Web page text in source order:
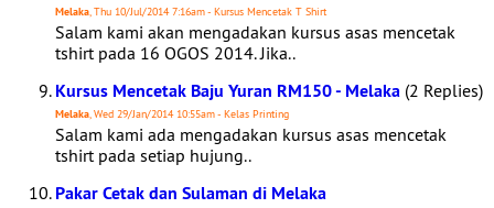
Melaka, Thu 10/Jul/2014 7:16am - Kursus Mencetak T Shirt
Salam kami akan mengadakan kursus asas mencetak
tshirt pada 16 OGOS 2014. Jika..
Kursus Mencetak Baju Yuran RM150 - Melaka (2 Replies)
Melaka, Wed 29/Jan/2014 10:55am - Kelas Printing
Salam kami ada mengadakan kursus asas mencetak
tshirt pada setiap hujung..
Pakar Cetak dan Sulaman di Melaka